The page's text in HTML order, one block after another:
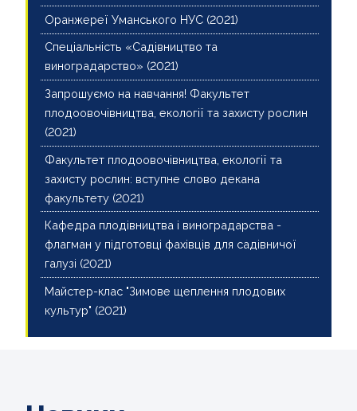
Оранжереї Уманського НУС (2021)
Спеціальність «Cадівництво та
виноградарство» (2021)
Запрошуємо на навчання! Факультет
плодоовочівництва, екології та захисту рослин
(2021)
Факультет плодоовочівництва, екології та
захисту рослин: вступне слово декана
факультету (2021)
Кафедра плодівництва і виноградарства -
флагман у підготовці фахівців для садівничої
галузі (2021)
Майстер-клас "Зимове щеплення плодових
культур" (2021)